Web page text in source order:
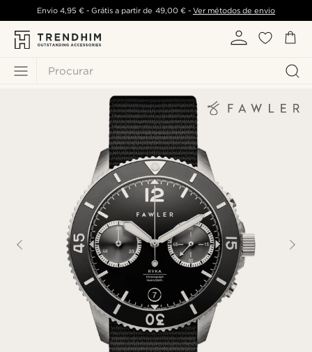
Procurar
Envio 4,95 €- Grátis a partir de 49,00 €- Ver métodos de envio